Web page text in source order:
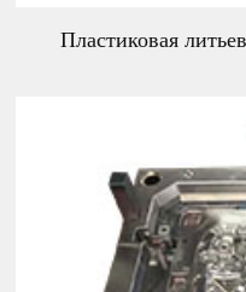
Пластиковая